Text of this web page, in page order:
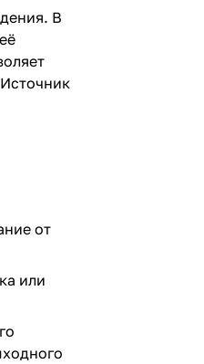
В
от
или